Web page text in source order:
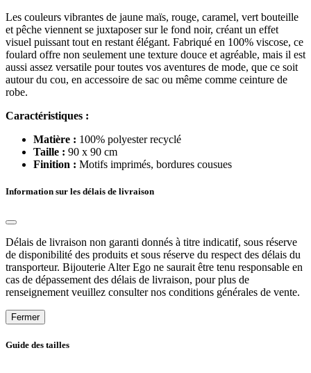
Les couleurs vibrantes de jaune maïs, rouge, caramel, vert bouteille
et pêche viennent se juxtaposer sur le fond noir, créant un effet
visuel puissant tout en restant élégant. Fabriqué en 100% viscose, ce
foulard offre non seulement une texture douce et agréable, mais il est
aussi assez versatile pour toutes vos aventures de mode, que ce soit
autour du cou, en accessoire de sac ou même comme ceinture de
robe.
Caractéristiques :
Matière : 100% polyester recyclé
Taille : 90 x 90 cm
Finition : Motifs imprimés, bordures cousues
Information sur les délais de livraison
Délais de livraison non garanti donnés à titre indicatif, sous réserve
de disponibilité des produits et sous réserve du respect des délais du
transporteur. Bijouterie Alter Ego ne saurait être tenu responsable en
cas de dépassement des délais de livraison, pour plus de
renseignement veuillez consulter nos conditions générales de vente.
Fermer
Guide des tailles